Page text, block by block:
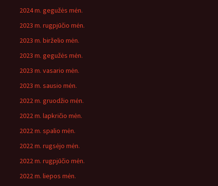
2024 m. gegužės mėn.
2023 m. rugpjūčio mėn.
2023 m. birželio mėn.
2023 m. gegužės mėn.
2023 m. vasario mėn.
2023 m. sausio mėn.
2022 m. gruodžio mėn.
2022 m. lapkričio mėn.
2022 m. spalio mėn.
2022 m. rugsėjo mėn.
2022 m. rugpjūčio mėn.
2022 m. liepos mėn.